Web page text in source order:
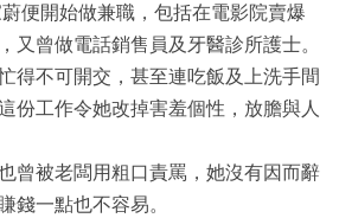
便開始做兼職，包括在電影院賣爆
又曾做電話銷售員及牙醫診所護士。
得不可開交，甚至連吃飯及上洗手間
份工作令她改掉害羞個性，放膽與人
曾被老闆用粗口責罵，她沒有因而辭
錢一點也不容易。